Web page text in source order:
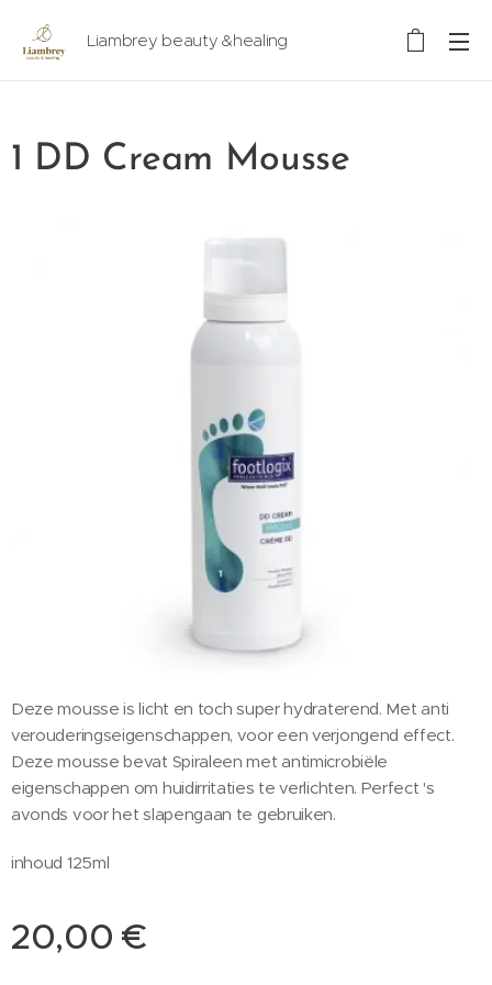
Liambrey beauty &healing
1 DD Cream Mousse
Deze mousse is licht en toch super hydraterend. Met anti
verouderingseigenschappen, voor een verjongend effect.
Deze mousse bevat Spiraleen met antimicrobiële
eigenschappen om huidirritaties te verlichten. Perfect 's
avonds voor het slapengaan te gebruiken.
inhoud 125ml
20,00 €